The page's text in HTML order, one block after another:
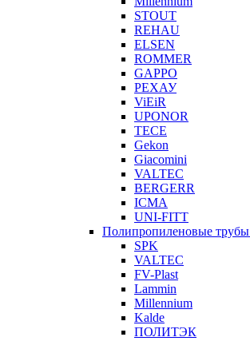
STOUT
REHAU
ELSEN
ROMMER
GAPPO
РЕХАУ
ViEiR
UPONOR
TECE
Gekon
Giacomini
VALTEC
BERGERR
ICMA
UNI-FITT
Полипропиленовые трубы
SPK
VALTEC
FV-Plast
Lammin
Millennium
Kalde
ПОЛИТЭК